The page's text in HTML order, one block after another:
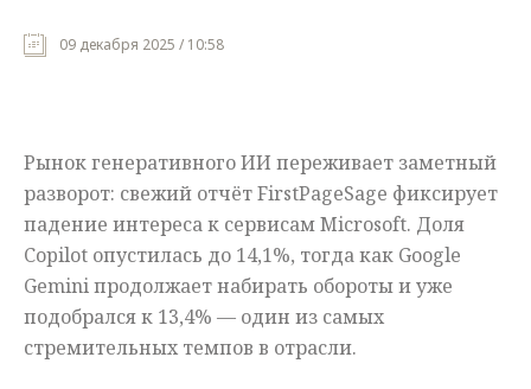
09 декабря 2025 / 10:58
Рынок генеративного ИИ переживает заметный
разворот: свежий отчёт FirstPageSage фиксирует
падение интереса к сервисам Microsoft. Доля
Copilot опустилась до 14,1%, тогда как Google
Gemini продолжает набирать обороты и уже
подобрался к 13,4% — один из самых
стремительных темпов в отрасли.